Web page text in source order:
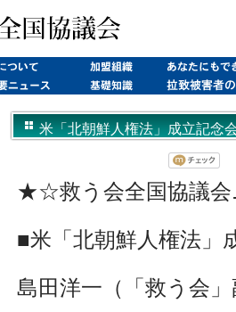
米「北朝鮮人権法」成立記念
★☆救う会全国協議
■米「北朝鮮人権法」
島田洋一（「救う会